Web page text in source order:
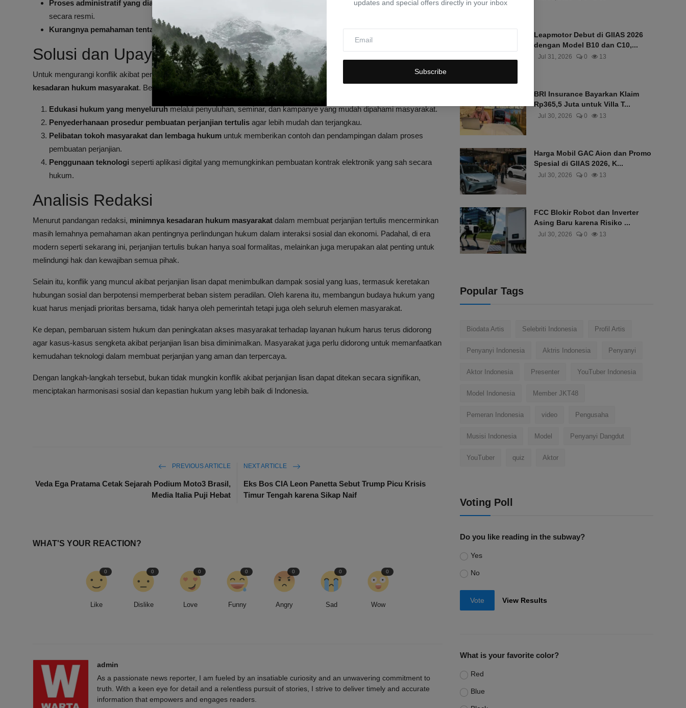
updates and special offers directly in your inbox
Subscribe
Proses administratif yang dianggap rumit
dan mahal, membuat masyarakat enggan untuk membuat perjanjian
secara resmi.
Kurangnya pemahaman tentang risiko hukum yang mungkin timbul akibat perjanjian lisan.
Solusi dan Upaya Meningkatkan Kesadaran
Untuk mengurangi konflik akibat perjanjian lisan, perlu dilakukan langkah-langkah strategis yang fokus pada peningkatan
kesadaran hukum masyarakat. Beberapa upaya yang bisa dilakukan antara lain:
Edukasi hukum yang menyeluruhmelalui penyuluhan, seminar, dan kampanye yang mudah dipahami masyarakat.
Penyederhanaan prosedur pembuatan perjanjian tertulis agar lebih mudah dan terjangkau.
Pelibatan tokoh masyarakat dan lembaga hukum untuk memberikan contoh dan pendampingan dalam proses
pembuatan perjanjian.
Penggunaan teknologi seperti aplikasi digital yang memungkinkan pembuatan kontrak elektronik yang sah secara
hukum.
Analisis Redaksi
Menurut pandangan redaksi, minimnya kesadaran hukum masyarakat dalam membuat perjanjian tertulis mencerminkan
masih lemahnya pemahaman akan pentingnya perlindungan hukum dalam interaksi sosial dan ekonomi. Padahal, di era
modern seperti sekarang ini, perjanjian tertulis bukan hanya soal formalitas, melainkan juga merupakan alat penting untuk
melindungi hak dan kewajiban semua pihak.
Selain itu, konflik yang muncul akibat perjanjian lisan dapat menimbulkan dampak sosial yang luas, termasuk keretakan
hubungan sosial dan berpotensi memperberat beban sistem peradilan. Oleh karena itu, membangun budaya hukum yang
kuat harus menjadi prioritas bersama, tidak hanya oleh pemerintah tetapi juga oleh seluruh elemen masyarakat.
Ke depan, pembaruan sistem hukum dan peningkatan akses masyarakat terhadap layanan hukum harus terus didorong
agar kasus-kasus sengketa akibat perjanjian lisan bisa diminimalkan. Masyarakat juga perlu didorong untuk memanfaatkan
kemudahan teknologi dalam membuat perjanjian yang aman dan terpercaya.
Dengan langkah-langkah tersebut, bukan tidak mungkin konflik akibat perjanjian lisan dapat ditekan secara signifikan,
menciptakan harmonisasi sosial dan kepastian hukum yang lebih baik di Indonesia.
PREVIOUS ARTICLE
Veda Ega Pratama Cetak Sejarah Podium Moto3 Brasil,
Media Italia Puji Hebat
NEXT ARTICLE
Eks Bos CIA Leon Panetta Sebut Trump Picu Krisis
Timur Tengah karena Sikap Naif
WHAT'S YOUR REACTION?
Like
0
Dislike
0
Love
0
Funny
0
Angry
0
Sad
0
Wow
0
admin
As a passionate news reporter, I am fueled by an insatiable curiosity and an unwavering commitment to
truth. With a keen eye for detail and a relentless pursuit of stories, I strive to deliver timely and accurate
information that empowers and engages readers.
Leapmotor Debut di GIIAS 2026
dengan Model B10 dan C10,...
Jul 31, 2026 0 13
BRI Insurance Bayarkan Klaim
Rp365,5 Juta untuk Villa T...
Jul 30, 2026 0 13
Harga Mobil GAC Aion dan Promo
Spesial di GIIAS 2026, K...
Jul 30, 2026 0 13
FCC Blokir Robot dan Inverter
Asing Baru karena Risiko ...
Jul 30, 2026 0 13
Popular Tags
Biodata Artis Selebriti Indonesia Profil Artis
Penyanyi Indonesia Aktris Indonesia Penyanyi
Aktor Indonesia Presenter YouTuber Indonesia
Model Indonesia Member JKT48
Pemeran Indonesia video Pengusaha
Musisi Indonesia Model Penyanyi Dangdut
YouTuber quiz Aktor
Voting Poll
Do you like reading in the subway?
Yes
No
Vote View Results
What is your favorite color?
Red
Blue